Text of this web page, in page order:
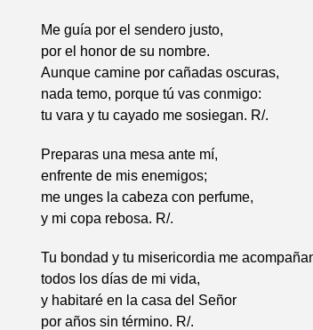
Me guía por el sendero justo,
por el honor de su nombre.
Aunque camine por cañadas oscuras,
nada temo, porque tú vas conmigo:
tu vara y tu cayado me sosiegan. R/.
Preparas una mesa ante mí,
enfrente de mis enemigos;
me unges la cabeza con perfume,
y mi copa rebosa. R/.
Tu bondad y tu misericordia me
todos los días de mi vida,
y habitaré en la casa del Señor
por años sin término. R/.